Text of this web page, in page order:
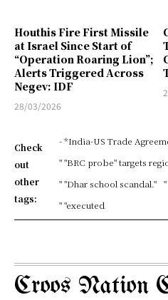
Houthis Fire First Missile
at Israel Since Start of
“Operation Roaring Lion”;
Alerts Triggered Across
Negev: IDF
28/03/2026
Check
out
other
tags:
- *India-US Trade
" "BRC probe" targets
" "Dhar school scandal."
" "executed
Croos Nation